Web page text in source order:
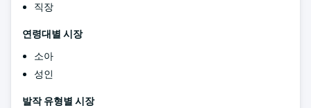
직장
연령대별 시장
소아
성인
발작 유형별 시장